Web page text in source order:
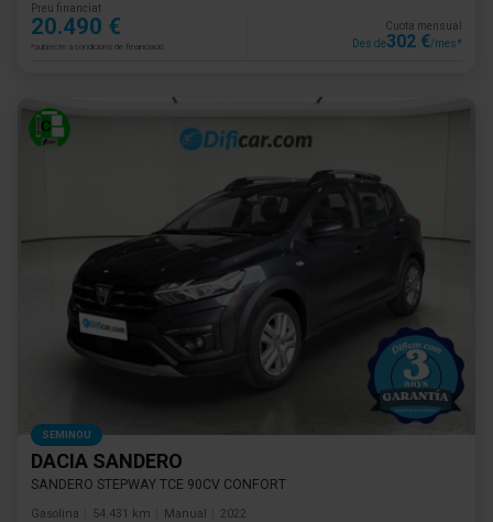
Preu financiat
20.490 €
*subjecte a condicions de financiació
Cuota mensual
Des de302 €/mes*
SEMINOU
DACIA SANDERO
SANDERO STEPWAY TCE 90CV CONFORT
Gasolina 54.431 km Manual 2022